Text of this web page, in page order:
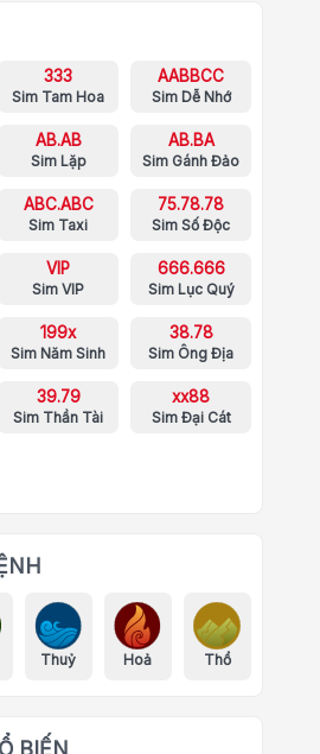
333
Sim Tam Hoa
AABBCC
Sim Dễ Nhớ
AB.AB
Sim Lặp
AB.BA
Sim Gánh Đảo
ABC.ABC
Sim Taxi
75.78.78
Sim Số Độc
VIP
Sim VIP
666.666
Sim Lục Quý
199x
Sim Năm Sinh
38.78
Sim Ông Địa
39.79
Sim Thần Tài
xx88
Sim Đại Cát
Thuỷ Hoả Thổ
BIẾN